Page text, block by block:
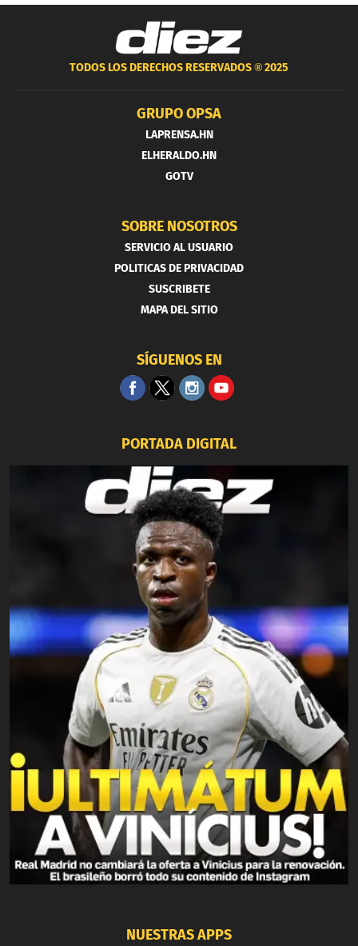
TODOS LOS DERECHOS RESERVADOS ®2025
GRUPO OPSA
LAPRENSA.HN
ELHERALDO.HN
GOTV
SOBRE NOSOTROS
SERVICIO AL USUARIO
POLITICAS DE PRIVACIDAD
SUSCRIBETE
MAPA DEL SITIO
SÍGUENOS EN
PORTADA DIGITAL
NUESTRAS APPS